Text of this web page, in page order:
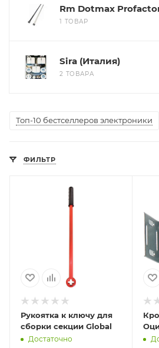
Rm Dotmax
1 ТОВАР
Sira (Италия)
2 ТОВАРА
Топ-10 бестселлеров электроники
ФИЛЬТР
Рукоятка к ключу для
сборки секции Global
Достаточно